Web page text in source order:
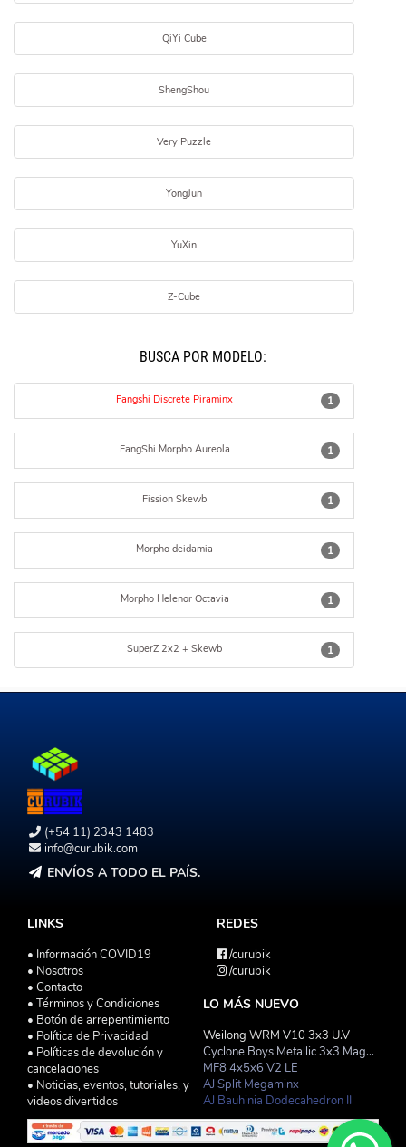
QiYi Cube
ShengShou
Very Puzzle
YongJun
YuXin
Z-Cube
BUSCÁ POR MODELO:
1
Fangshi Discrete Piraminx
1
FangShi Morpho Aureola
1
Fission Skewb
1
Morpho deidamia
1
Morpho Helenor Octavia
1
SuperZ 2x2 + Skewb
(+54 11) 2343 1483
info@curubik.com
ENVÍOS A TODO EL PAÍS.
LINKS
• Información COVID19
• Nosotros
• Contacto
• Términos y Condiciones
• Botón de arrepentimiento
• Política de Privacidad
• Políticas de devolución y
cancelaciones
• Noticias, eventos, tutoriales, y
videos divertidos
REDES
/curubik
/curubik
LO MÁS NUEVO
Weilong WRM V10 3x3 U.V
Cyclone Boys Metallic 3x3 Magnetico Macaron
MF8 4x5x6 V2 LE
AJ Split Megaminx
AJ Bauhinia Dodecahedron II